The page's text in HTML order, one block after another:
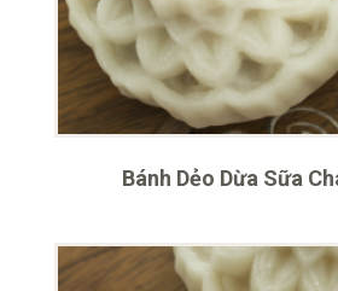
Bánh Dẻo Dừa Sữa